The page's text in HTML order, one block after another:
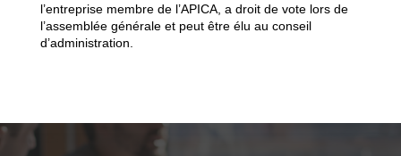
l’entreprise membre de l’APICA, a droit de vote lors de
l’assemblée générale et peut être élu au conseil
d’administration.